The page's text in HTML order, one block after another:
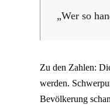
„Wer so
Zu den Zahlen:
werden.
Bevölkerung